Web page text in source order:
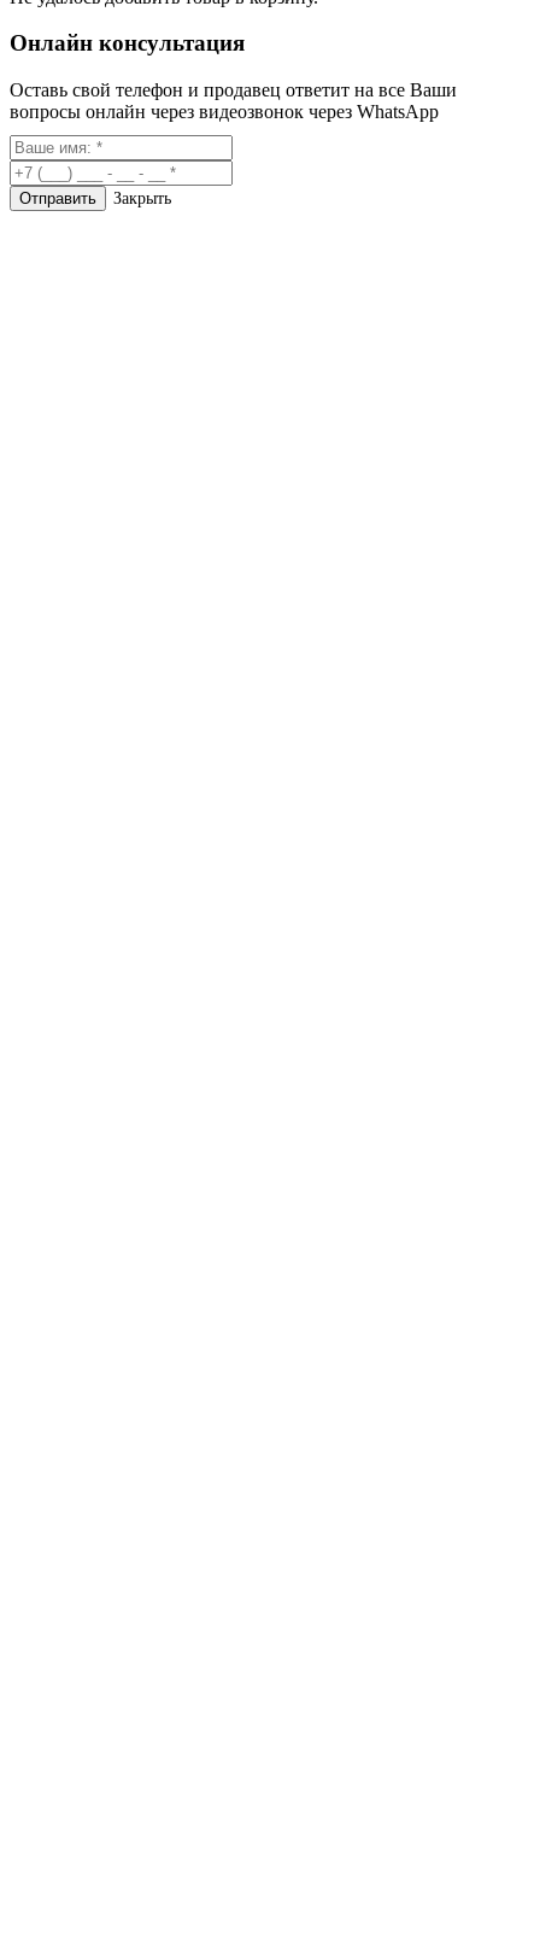
Онлайн консультация
Оставь свой телефон и продавец ответит на все Ваши
вопросы онлайн через видеозвонок через WhatsApp
Закрыть